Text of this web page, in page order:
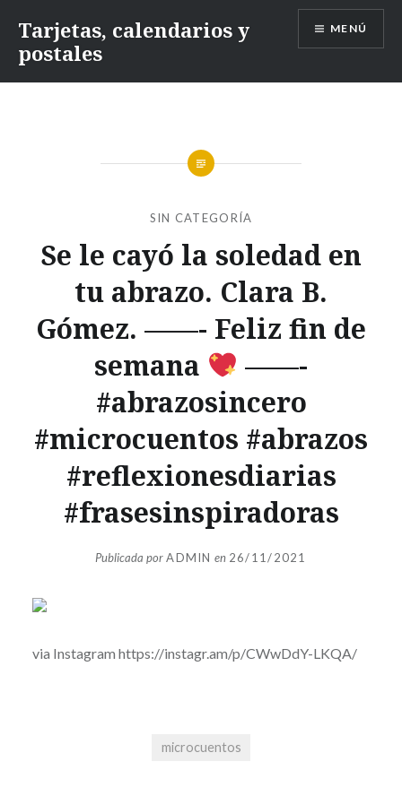
contenido
Tarjetas, calendarios y
postales
MENÚ
SIN CATEGORÍA
Se le cayó la soledad en
tu abrazo. Clara B.
Gómez. ——- Feliz fin de
semana
——-
#abrazosincero
#microcuentos #abrazos
#reflexionesdiarias
#frasesinspiradoras
Publicada porADMIN en 26/11/2021
via Instagram https://instagr.am/p/CWwDdY-LKQA/
microcuentos